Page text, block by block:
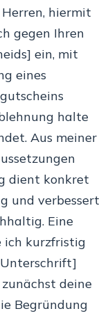
hiermit
gegen Ihren
ein, mit
eines
halte
Aus meiner
dient konkret
und verbessert
Eine
ich kurzfristig
deine
Begründung